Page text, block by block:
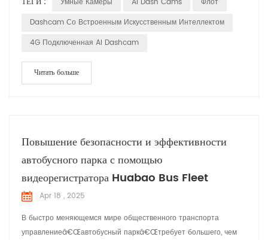
потребностей и задач, с которыми сталкиваются менеджеры
флота. Пусть S изучите, как эти решения имеют значение в
управления флотом Менеджер...
Dashcam Со Встроенным Искусственным Интеллектом
4G Подключенная AI Dashcam
Читать больше
Повышение безопасности и эффективности
автобусного парка с помощью
видеорегистратора Huabao Bus Fleet
Apr 18 , 2025
В быстро меняющемся мире общественного транспорта
управлениеâ€Œавтобусный паркâ€Œтребует большего, чем